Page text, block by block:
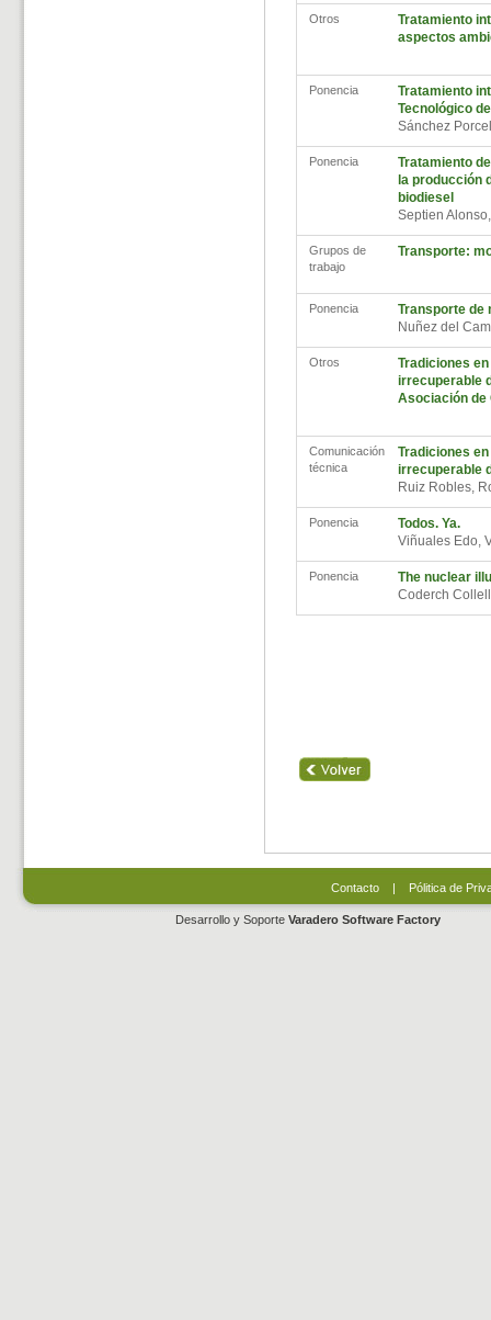
Otros
Tratamiento
aspectos
Ponencia
Tratamiento
Tecnológico
Sánchez
Ponencia
Tratamiento
la producción
biodiesel
Septien
Grupos de
trabajo
Transporte:
Ponencia
Transporte de
Nuñez del
Otros
Tradiciones
irrecuperable
Asociación de
Comunicación
técnica
Tradiciones
irrecuperable
Ruiz Robles,
Ponencia
Todos. Ya.
Viñuales Edo,
Ponencia
The nuclear
Coderch
Contacto| Pólitica de
Desarrollo y Soporte Varadero Software Factory